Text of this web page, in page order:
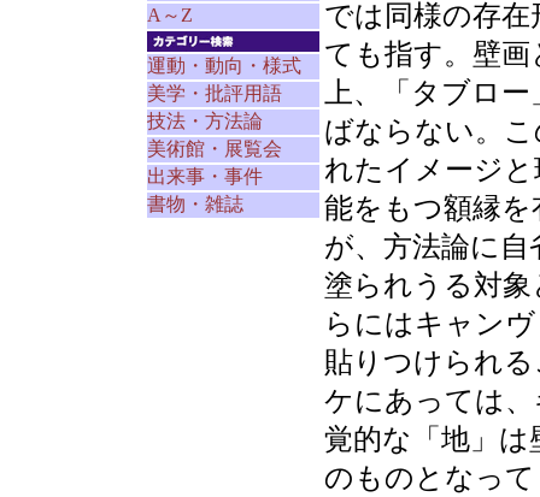
A～Z
運動・動向・様式
美学・批評用語
技法・方法論
美術館・展覧会
出来事・事件
書物・雑誌
では同様の存
ても指す。壁
上、「タブロ
ばならない。
れたイメージ
能をもつ額縁
が、方法論に
塗られうる対
らにはキャン
貼りつけられ
ケにあっては
覚的な「地」
のものとなっ